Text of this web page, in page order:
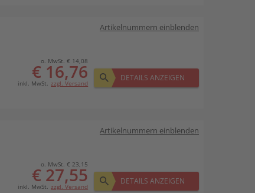
Artikelnummern einblenden
o. MwSt. € 14,08
€ 16,76
inkl. MwSt. zzgl. Versand
DETAILS ANZEIGEN
Artikelnummern einblenden
o. MwSt. € 23,15
€ 27,55
inkl. MwSt. zzgl. Versand
DETAILS ANZEIGEN